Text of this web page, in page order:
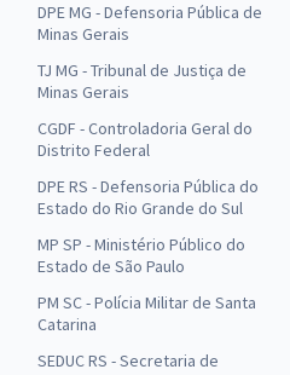
DPE MG - Defensoria Pública de
Minas Gerais
TJ MG - Tribunal de Justiça de
Minas Gerais
CGDF - Controladoria Geral do
Distrito Federal
DPE RS - Defensoria Pública do
Estado do Rio Grande do Sul
MP SP - Ministério Público do
Estado de São Paulo
PM SC - Polícia Militar de Santa
Catarina
SEDUC RS - Secretaria de